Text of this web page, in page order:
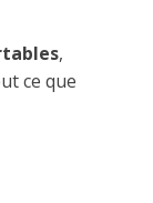
,
ce que